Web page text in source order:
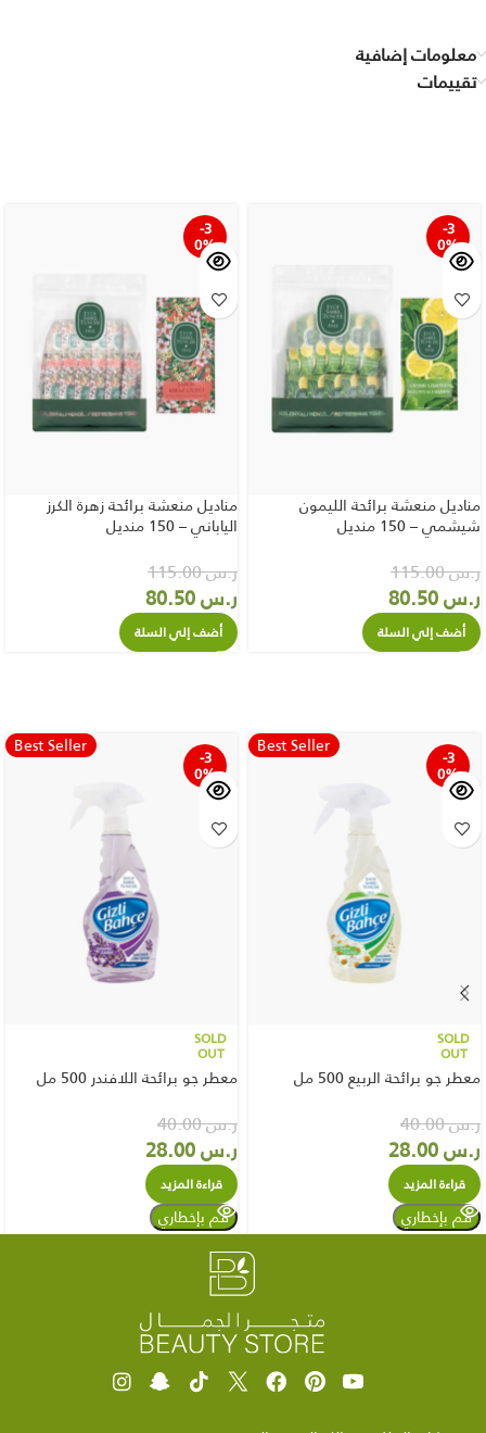
معلومات إضافية
تقييمات
-3
0%
مناديل منعشة برائحة الليمون
شيشمي – 150 منديل
ر.س115.00
ر.س
أضف إلي السلة
-3
0%
مناديل منعشة برائحة زهرة الكرز
الياباني – 150 منديل
ر.س115.00
ر.س
أضف إلي السلة
Best Seller
-3
0%
SOLD
OUT
معطر جو برائحة الربيع 500 مل
ر.س40.00
ر.س
قراءة المزيد
Best Seller
-3
0%
SOLD
OUT
معطر جو برائحة اللافندر 500 مل
ر.س40.00
ر.س
قراءة المزيد